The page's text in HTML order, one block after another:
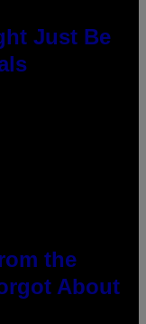
Just Be
the
About